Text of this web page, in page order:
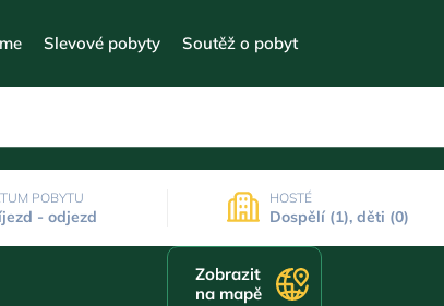
Slevové pobyty Soutěž o pobyt
POBYTU
- odjezd
HOSTÉ
Dospělí (1), děti (0)
Zobrazit
na mapě